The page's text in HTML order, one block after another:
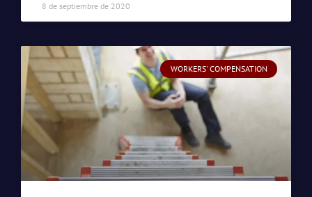
8 de septiembre de 2020
WORKERS' COMPENSATION